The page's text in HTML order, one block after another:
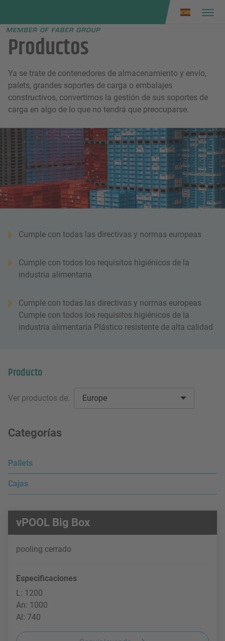
menu
Productos
Ya se trate de contenedores de almacenamiento y envío,
palets, grandes soportes de carga o embalajes
constructivos, convertimos la gestión de sus soportes de
carga en algo de lo que no tendrá que preocuparse.
Cumple con todas las directivas y normas europeas
Cumple con todos los requisitos higiénicos de la
industria alimentaria
Cumple con todas las directivas y normas europeas
Cumple con todos los requisitos higiénicos de la
industria alimentaria Plástico resistente de alta calidad
Producto
Ver productos de: Europe
Categorías
Pallets
Cajas
vPOOL Big Box
pooling cerrado
Especificaciones
L: 1200
An: 1000
Al: 740